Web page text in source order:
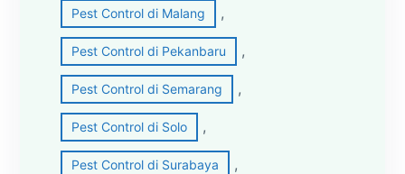
Pest Control di Malang ,
Pest Control di Pekanbaru ,
Pest Control di Semarang ,
Pest Control di Solo ,
Pest Control di Surabaya ,